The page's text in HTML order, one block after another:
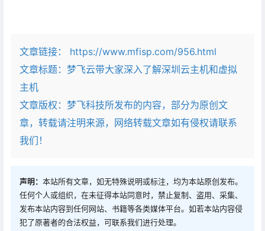
文章链接：
https://www.mfisp.com/956.html
文章标题： 梦飞云带大家深入了解深圳云主机和虚拟
主机
文章版权：梦飞科技所发布的内容，部分为原创文
章，转载请注明来源，网络转载文章如有侵权请联系
我们！
声明： 本站所有文章，如无特殊说明或标注，均为本站原创发布。
任何个人或组织，在未征得本站同意时，禁止复制、盗用、采集、
发布本站内容到任何网站、书籍等各类媒体平台。如若本站内容侵
犯了原著者的合法权益，可联系我们进行处理。